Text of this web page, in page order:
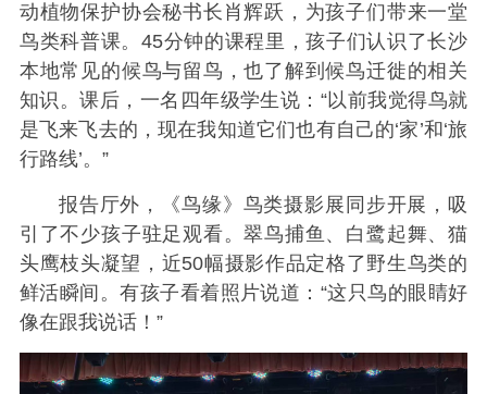
动植物保护协会秘书长肖辉跃，为孩子们带来一堂
鸟类科普课。45分钟的课程里，孩子们认识了长沙
本地常见的候鸟与留鸟，也了解到候鸟迁徙的相关
知识。课后，一名四年级学生说：“以前我觉得鸟就
是飞来飞去的，现在我知道它们也有自己的‘家’和‘旅
行路线’。”
报告厅外，《鸟缘》鸟类摄影展同步开展，吸
引了不少孩子驻足观看。翠鸟捕鱼、白鹭起舞、猫
头鹰枝头凝望，近50幅摄影作品定格了野生鸟类的
鲜活瞬间。有孩子看着照片说道：“这只鸟的眼睛好
像在跟我说话！”